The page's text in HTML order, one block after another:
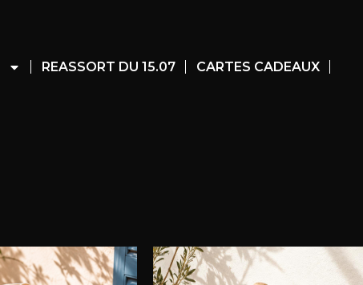
REASSORT DU 15.07 CARTES CADEAUX